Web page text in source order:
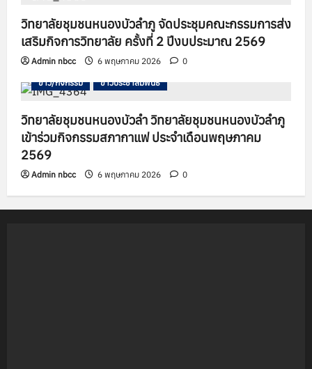
วิทยาลัยชุมชนหนองบัวลำภู จัดประชุมคณะกรรมการส่ง
เสริมกิจการวิทยาลัย ครั้งที่ 2 ปีงบประมาณ 2569
Admin nbcc 6 พฤษภาคม 2026 0
ข่าว/กิจกรรม ข่าวประชาสัมพันธ์
วิทยาลัยชุมชนหนองบัวลำ วิทยาลัยชุมชนหนองบัวลำภู
เข้าร่วมกิจกรรมสภากาแฟ ประจำเดือนพฤษภาคม
2569
Admin nbcc 6 พฤษภาคม 2026 0